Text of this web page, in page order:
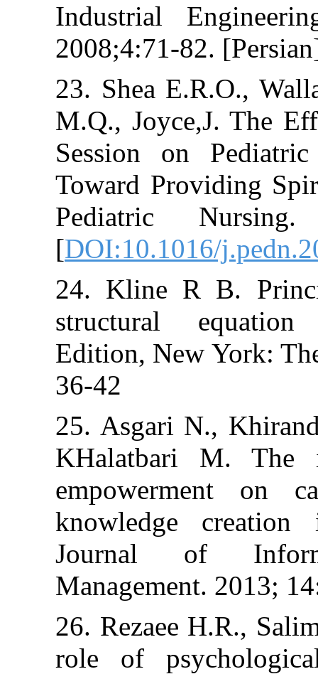
Industrial
2008;4:71-82.
23. Shea
M.Q., Joyce,J.
Session on
Toward
Pediatric
[DOI:10.1016/
24. Kline R
structural
Edition, New
25. Asgari N.,
KHalatbari
knowledge
Journal of
Management.
26. Rezaee
role of